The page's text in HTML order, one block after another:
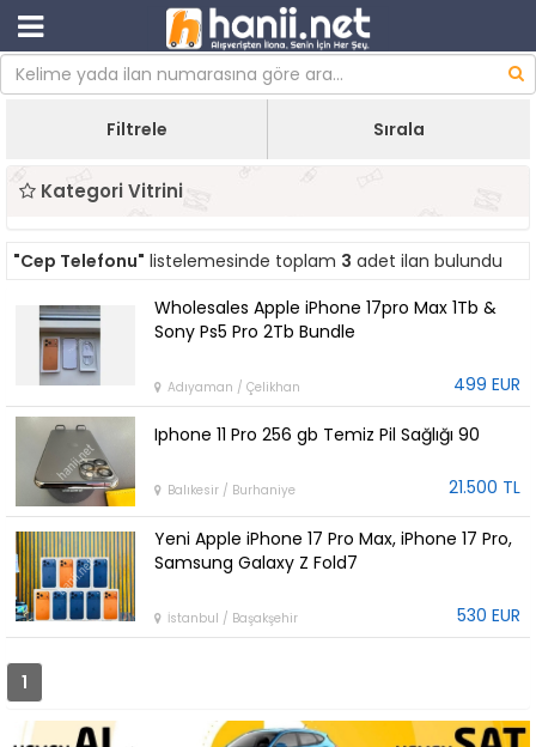
Filtrele Sırala
Kategori Vitrini
"Cep Telefonu" listelemesinde toplam 3 adet ilan bulundu
Wholesales Apple iPhone 17pro Max 1Tb &
Sony Ps5 Pro 2Tb Bundle
Adıyaman / Çelikhan 499 EUR
Iphone 11 Pro 256 gb Temiz Pil Sağlığı 90
Balıkesir / Burhaniye 21.500 TL
Yeni Apple iPhone 17 Pro Max, iPhone 17 Pro,
Samsung Galaxy Z Fold7
İstanbul / Başakşehir 530 EUR
1